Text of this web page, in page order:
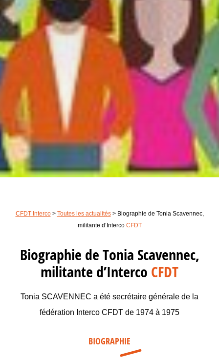
CFDT Interco> Toutes les actualités> Biographie de Tonia Scavennec,
militante d’Interco CFDT
Biographie de Tonia Scavennec,
militante d’Interco CFDT
Tonia SCAVENNEC a été secrétaire générale de la
fédération Interco CFDT de 1974 à 1975
BIOGRAPHIE